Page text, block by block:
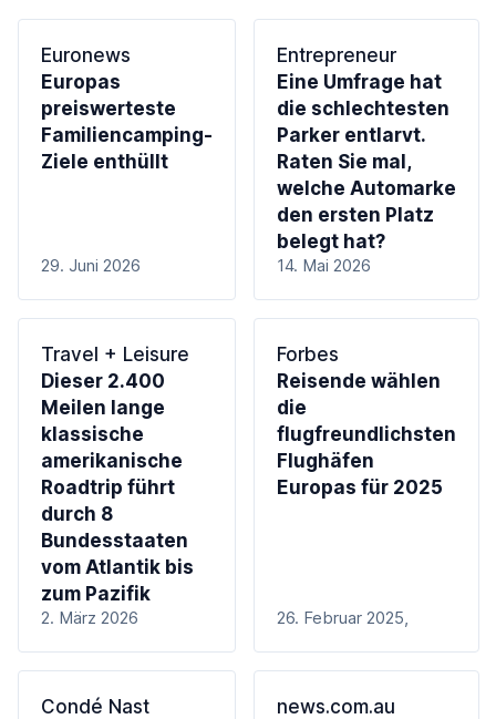
Euronews
Europas
preiswerteste
Familiencamping-
Ziele enthüllt
29. Juni 2026
Entrepreneur
Eine Umfrage hat
die schlechtesten
Parker entlarvt.
Raten Sie mal,
welche Automarke
den ersten Platz
belegt hat?
14. Mai 2026
Travel + Leisure
Dieser 2.400
Meilen lange
klassische
amerikanische
Roadtrip führt
durch 8
Bundesstaaten
vom Atlantik bis
zum Pazifik
2. März 2026
Forbes
Reisende wählen
die
flugfreundlichsten
Flughäfen
Europas für 2025
26. Februar 2025,
Condé Nast
news.com.au